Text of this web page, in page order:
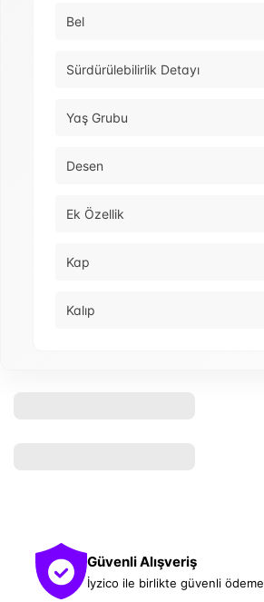
Bel
Sürdürülebilirlik Detayı
Yaş Grubu
Desen
Ek Özellik
Kap
Kalıp
Güvenli Alışveriş
İyzico ile birlikte güvenli ödeme